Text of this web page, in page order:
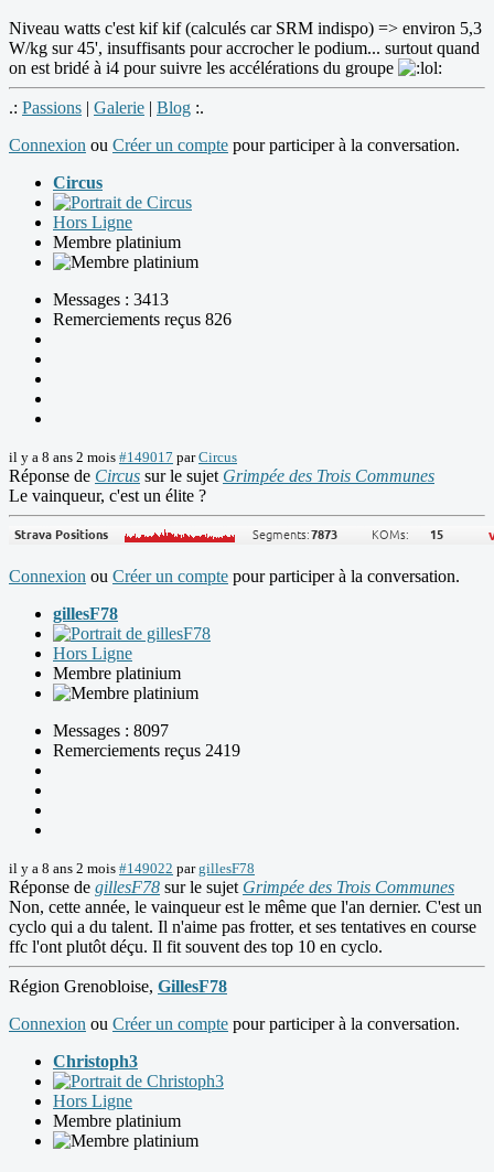
Niveau watts c'est kif kif (calculés car SRM indispo) => environ 5,3
W/kg sur 45', insuffisants pour accrocher le podium... surtout quand
on est bridé à i4 pour suivre les accélérations du groupe
.: Passions | Galerie | Blog :.
Connexion ou Créer un compte pour participer à la conversation.
Circus
Hors Ligne
Membre platinium
Messages : 3413
Remerciements reçus 826
il y a 8 ans 2 mois #149017 parCircus
Réponse de Circus sur le sujet Grimpée des Trois Communes
Le vainqueur, c'est un élite ?
Connexion ou Créer un compte pour participer à la conversation.
gillesF78
Hors Ligne
Membre platinium
Messages : 8097
Remerciements reçus 2419
il y a 8 ans 2 mois #149022 pargillesF78
Réponse de gillesF78 sur le sujet Grimpée des Trois Communes
Non, cette année, le vainqueur est le même que l'an dernier. C'est un
cyclo qui a du talent. Il n'aime pas frotter, et ses tentatives en course
ffc l'ont plutôt déçu. Il fit souvent des top 10 en cyclo.
Région Grenobloise, GillesF78
Connexion ou Créer un compte pour participer à la conversation.
Christoph3
Hors Ligne
Membre platinium